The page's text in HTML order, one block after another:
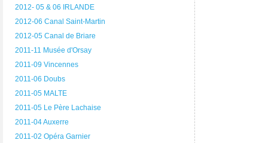
2012- 05 & 06 IRLANDE
2012-06 Canal Saint-Martin
2012-05 Canal de Briare
2011-11 Musée d'Orsay
2011-09 Vincennes
2011-06 Doubs
2011-05 MALTE
2011-05 Le Père Lachaise
2011-04 Auxerre
2011-02 Opéra Garnier